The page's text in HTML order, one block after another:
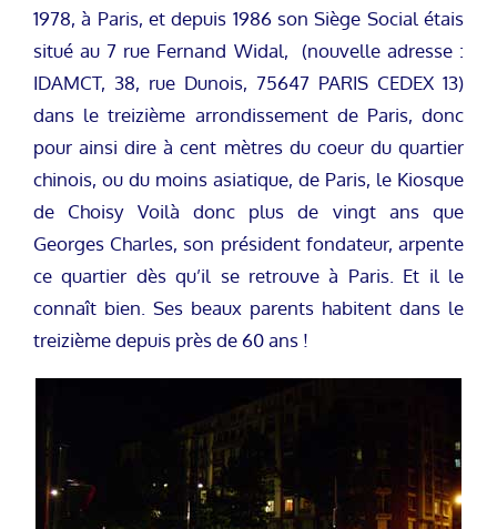
1978, à Paris, et depuis 1986 son Siège Social étais
situé au 7 rue Fernand Widal, (nouvelle adresse :
IDAMCT, 38, rue Dunois, 75647 PARIS CEDEX 13)
dans le treizième arrondissement de Paris, donc
pour ainsi dire à cent mètres du coeur du quartier
chinois, ou du moins asiatique, de Paris, le Kiosque
de Choisy Voilà donc plus de vingt ans que
Georges Charles, son président fondateur, arpente
ce quartier dès qu’il se retrouve à Paris. Et il le
connaît bien. Ses beaux parents habitent dans le
treizième depuis près de 60 ans !